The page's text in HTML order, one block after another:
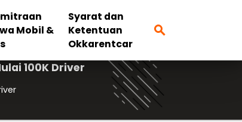
Mobil &
Syarat dan
Ketentuan
Okkarentcar
search
100K Driver